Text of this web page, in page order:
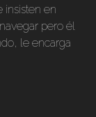
insisten en
pero él
le encarga